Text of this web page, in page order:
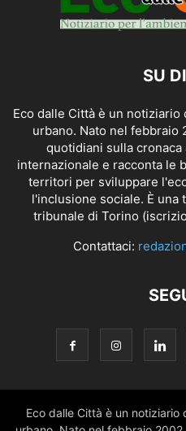
SU
Eco dalle Città è un
urbano. Nato nel febbraio
quotidiani sulla
internazionale e racconta le
territori per sviluppare
l'inclusione sociale. È una
tribunale di Torino
Contattaci:
Eco dalle Città è un